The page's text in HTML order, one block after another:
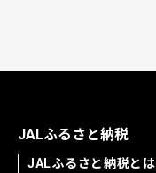
JALふるさと納税
JALふるさと納税とは